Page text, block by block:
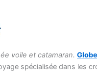
voile et catamaran.
spécialisée dans les